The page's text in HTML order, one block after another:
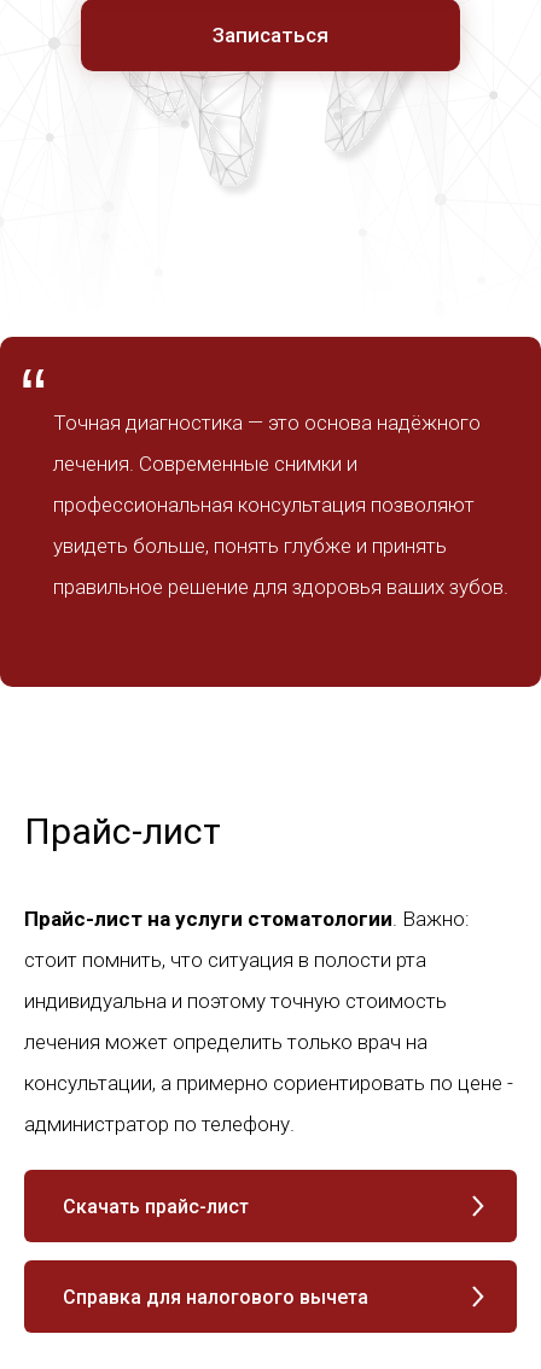
Записаться
“ Точная диагностика — это основа надёжного
лечения. Современные снимки и
профессиональная консультация позволяют
увидеть больше, понять глубже и принять
правильное решение для здоровья ваших зубов.
Прайс-лист
Прайс-лист на услуги стоматологии. Важно:
стоит помнить, что ситуация в полости рта
индивидуальна и поэтому точную стоимость
лечения может определить только врач на
консультации, а примерно сориентировать по цене -
администратор по телефону.
Скачать прайс-лист
Справка для налогового вычета